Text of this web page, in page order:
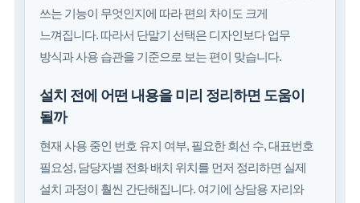
쓰는 기능이 무엇인지에 따라 편의 차이도 크게
느껴집니다. 따라서 단말기 선택은 디자인보다 업무
방식과 사용 습관을 기준으로 보는 편이 맞습니다.
설치 전에 어떤 내용을 미리 정리하면 도움이
될까
현재 사용 중인 번호 유지 여부, 필요한 회선 수, 대표번호
필요성, 담당자별 전화 배치 위치를 먼저 정리하면 실제
설치 과정이 훨씬 간단해집니다. 여기에 상담용 자리와